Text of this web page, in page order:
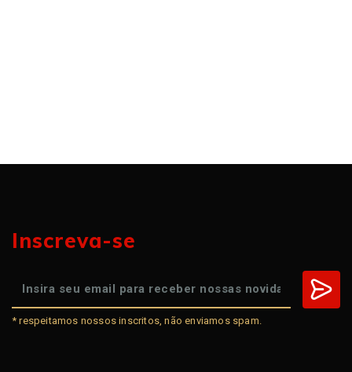
Inscreva-se
* respeitamos nossos inscritos, não enviamos spam.